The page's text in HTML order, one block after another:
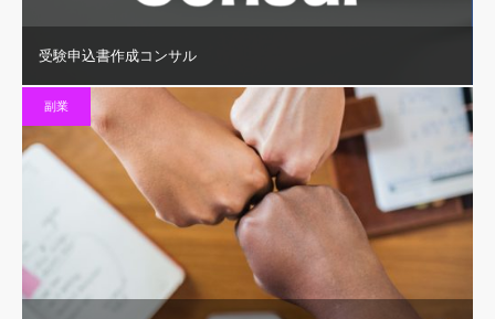
受験申込書作成コンサル
副業